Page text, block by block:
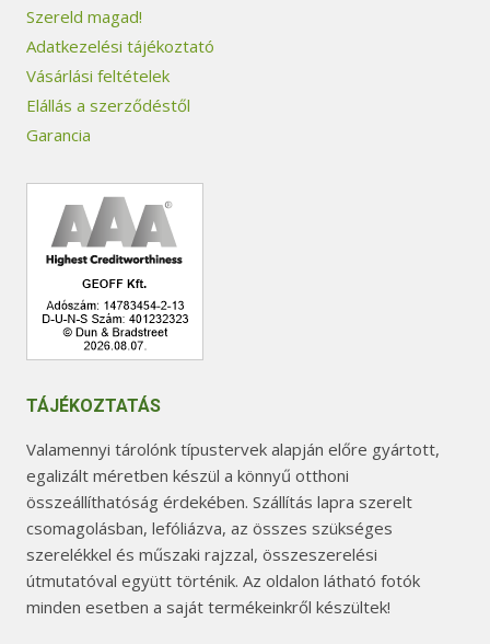
Szereld magad!
Adatkezelési tájékoztató
Vásárlási feltételek
Elállás a szerződéstől
Garancia
TÁJÉKOZTATÁS
Valamennyi tárolónk típustervek alapján előre gyártott,
egalizált méretben készül a könnyű otthoni
összeállíthatóság érdekében. Szállítás lapra szerelt
csomagolásban, lefóliázva, az összes szükséges
szerelékkel és műszaki rajzzal, összeszerelési
útmutatóval együtt történik. Az oldalon látható fotók
minden esetben a saját termékeinkről készültek!